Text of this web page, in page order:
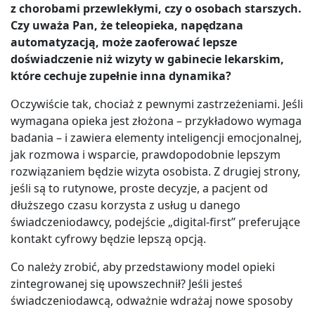
z chorobami przewlekłymi, czy o osobach starszych.
Czy uważa Pan, że teleopieka, napędzana
automatyzacją, może zaoferować lepsze
doświadczenie niż wizyty w gabinecie lekarskim,
które cechuje zupełnie inna dynamika?
Oczywiście tak, chociaż z pewnymi zastrzeżeniami. Jeśli
wymagana opieka jest złożona – przykładowo wymaga
badania – i zawiera elementy inteligencji emocjonalnej,
jak rozmowa i wsparcie, prawdopodobnie lepszym
rozwiązaniem będzie wizyta osobista. Z drugiej strony,
jeśli są to rutynowe, proste decyzje, a pacjent od
dłuższego czasu korzysta z usług u danego
świadczeniodawcy, podejście „digital-first” preferujące
kontakt cyfrowy będzie lepszą opcją.
Co należy zrobić, aby przedstawiony model opieki
zintegrowanej się upowszechnił? Jeśli jesteś
świadczeniodawcą, odważnie wdrażaj nowe sposoby